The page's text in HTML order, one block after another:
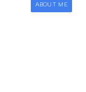
ABOUT ME